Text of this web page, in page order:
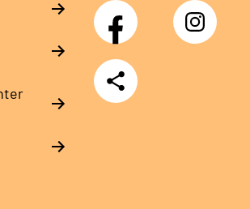
Facebook Instagram
Teilen